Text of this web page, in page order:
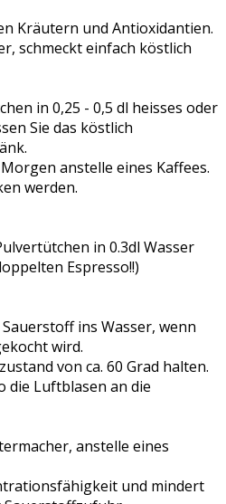
Kräutern und Antioxidantien.
schmeckt einfach köstlich
in 0,25 - 0,5 dl heisses oder
Sie das köstlich
anstelle eines Kaffees.
werden.
in 0.3dl Wasser
Espresso!!)
ins Wasser, wenn
wird.
von ca. 60 Grad halten.
die Luftblasen an die
anstelle eines
und mindert